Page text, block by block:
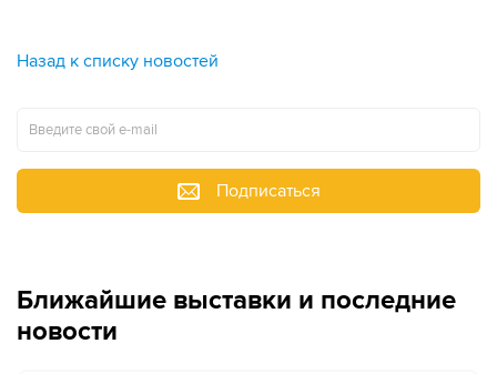
Назад к списку новостей
Подписаться
Ближайшие выставки и последние
новости